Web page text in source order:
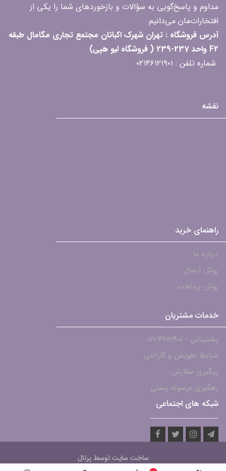
مداوم و پاسخ‌گویی به سؤالات و بازخوردهای شما را یکی از
افتخارات‌مان می‌دانیم
آدرس فروشگاه : تهران شهرک اکباتان مجتمع تجاری مگامال طبقه
F2 واحد 237-239 ( فروشگاه لیو هپی)
شماره تلفن : ۰۲۱۴۶۱۲۱۹۰۱
نقشه
راهنمای خرید
درباره ما
روش ارسال
روش پرداخت
خدمات مشتریان
پشتیبانی - ۴۶۱۲۱۹۰۱-021
شرایط تعویض و گارانتی
پیگیری سفارش
رهگیری مرسوله پستی
شبکه های اجتماعی
ساخت سایت توسطپرتال